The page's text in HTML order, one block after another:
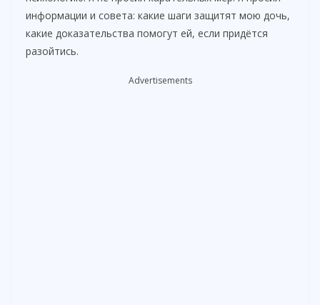
информации и совета: какие шаги защитят мою дочь,
какие доказательства помогут ей, если придётся
разойтись.
Advertisements